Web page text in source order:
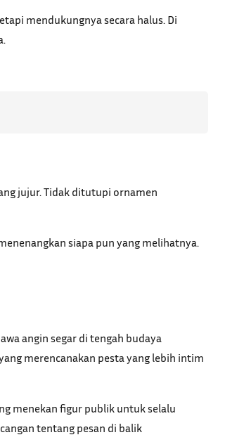
mendukungnya secara halus. Di
jujur. Tidak ditutupi ornamen
siapa pun yang melihatnya.
angin segar di tengah budaya
merencanakan pesta yang lebih intim
menekan figur publik untuk selalu
tentang pesan di balik